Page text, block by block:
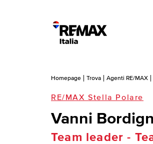
Homepage Trova Agenti RE/MAX
RE/MAX Stella Polare
Vanni
Team leader -